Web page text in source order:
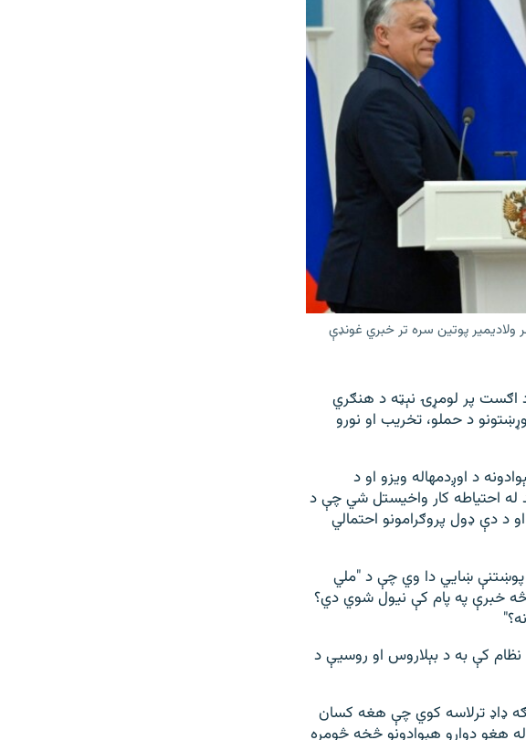
پوتین سره تر خبري غونډې
د اګست پر لومړۍ نېټه د هنګري
د حملو، تخریب او نورو
د اوږدمهاله ویزو او د
له احتیاطه کار واخیستل شي چې د
دې ډول پروګرامونو احتمالي
پوښتنې ښايي دا وي چې د "ملي
څه خبرې په پام کې نیول شوي دي؟
کې به د بېلاروس او روسیې د
ډاډ ترلاسه کوي چې هغه کسان
هغو دواړو هېوادونو څخه څومره